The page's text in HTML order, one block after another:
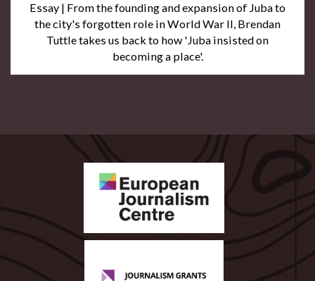
Essay | From the founding and expansion of Juba to
the city's forgotten role in World War II, Brendan
Tuttle takes us back to how 'Juba insisted on
becoming a place'.